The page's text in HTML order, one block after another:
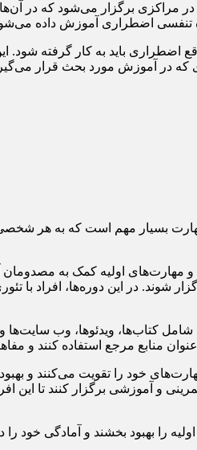
برگزار می‌شود که در آن‌ها
تنفسی اضطراری آموزش داده
باید به کار گرفته شود.
که در آموزش مورد بحث قرار
بسیار مهم است که به هر شخصی
مهارت‌های اولیه کمک به
شوند. در این دوره‌ها، افراد با
کتاب‌ها، ویدئوها، وب سایت‌ها و
منابع مرجع استفاده کنند و
خود را تقویت می‌کنند و
و آموزشی برگزار کنند تا این
را بهبود بخشند و آمادگی خود را